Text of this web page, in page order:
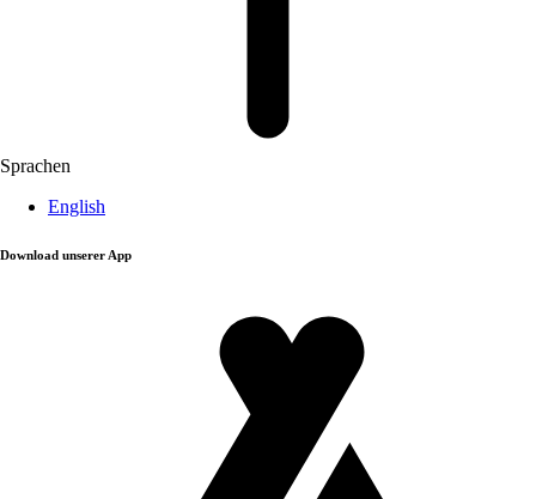
Sprachen
English
Download unserer App